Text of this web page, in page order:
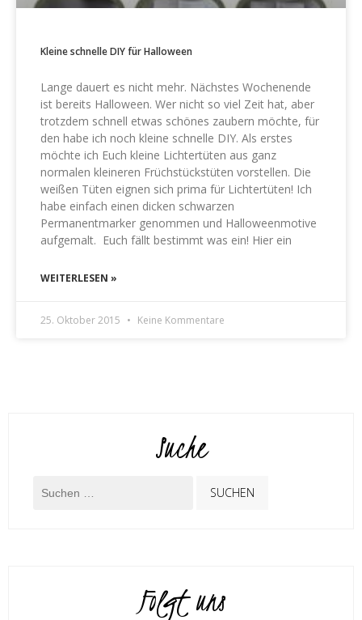
Kleine schnelle DIY für Halloween
Lange dauert es nicht mehr. Nächstes Wochenende
ist bereits Halloween. Wer nicht so viel Zeit hat, aber
trotzdem schnell etwas schönes zaubern möchte, für
den habe ich noch kleine schnelle DIY. Als erstes
möchte ich Euch kleine Lichtertüten aus ganz
normalen kleineren Früchstückstüten vorstellen. Die
weißen Tüten eignen sich prima für Lichtertüten! Ich
habe einfach einen dicken schwarzen
Permanentmarker genommen und Halloweenmotive
aufgemalt. Euch fällt bestimmt was ein! Hier ein
WEITERLESEN »
25. Oktober 2015 Keine Kommentare
Suche
Folgt uns